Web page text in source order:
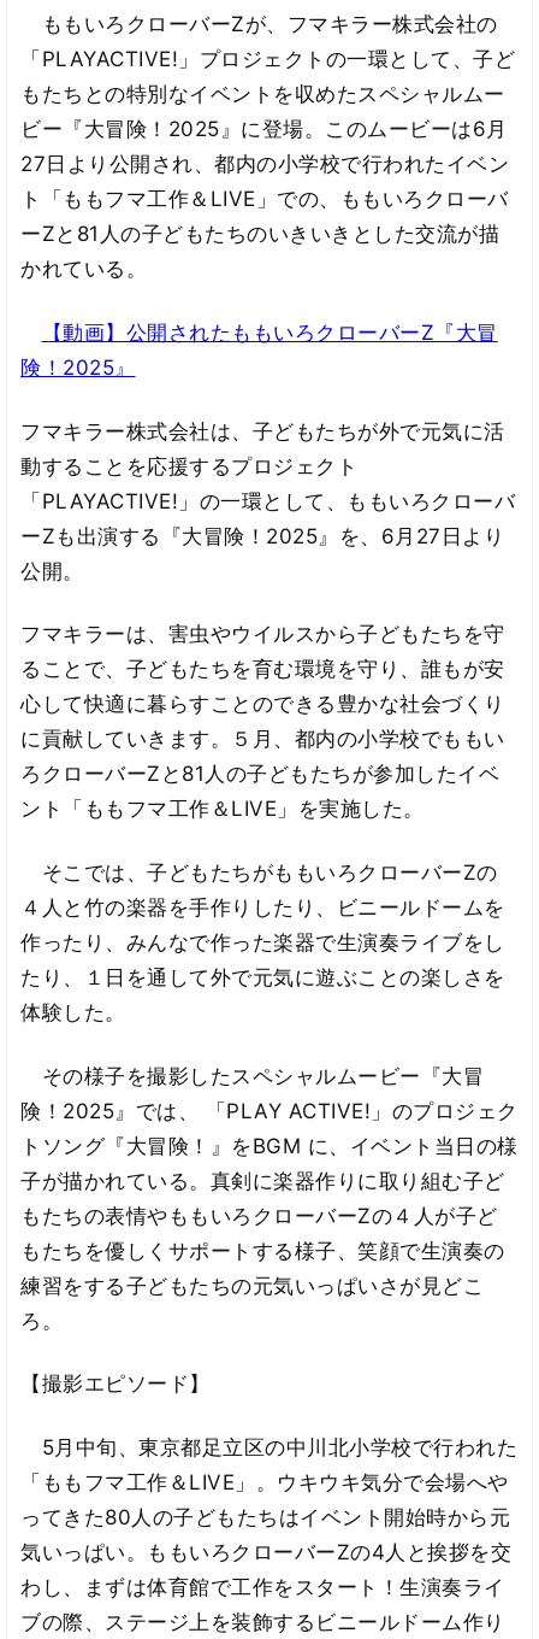
ももいろクローバーZが、フマキラー株式会社の
「PLAYACTIVE!」プロジェクトの一環として、子ど
もたちとの特別なイベントを収めたスペシャルムー
ビー『大冒険！2025』に登場。このムービーは6月
27日より公開され、都内の小学校で行われたイベン
ト「ももフマ工作＆LIVE」での、ももいろクローバ
ーZと81人の子どもたちのいきいきとした交流が描
かれている。
【動画】公開されたももいろクローバーZ『大冒
険！2025』
フマキラー株式会社は、子どもたちが外で元気に活
動することを応援するプロジェクト
「PLAYACTIVE!」の一環として、ももいろクローバ
ーZも出演する『大冒険！2025』を、6月27日より
公開。
フマキラーは、害虫やウイルスから子どもたちを守
ることで、子どもたちを育む環境を守り、誰もが安
心して快適に暮らすことのできる豊かな社会づくり
に貢献していきます。５月、都内の小学校でももい
ろクローバーZと81人の子どもたちが参加したイベ
ント「ももフマ工作＆LIVE」を実施した。
そこでは、子どもたちがももいろクローバーZの
４人と竹の楽器を手作りしたり、ビニールドームを
作ったり、みんなで作った楽器で生演奏ライブをし
たり、１日を通して外で元気に遊ぶことの楽しさを
体験した。
その様子を撮影したスペシャルムービー『大冒
険！2025』では、 「PLAY ACTIVE!」のプロジェク
トソング『大冒険！』をBGM に、イベント当日の様
子が描かれている。真剣に楽器作りに取り組む子ど
もたちの表情やももいろクローバーZの４人が子ど
もたちを優しくサポートする様子、笑顔で生演奏の
練習をする子どもたちの元気いっぱいさが見どこ
ろ。
【撮影エピソード】
5月中旬、東京都足立区の中川北小学校で行われた
「ももフマ工作＆LIVE」。ウキウキ気分で会場へや
ってきた80人の子どもたちはイベント開始時から元
気いっぱい。ももいろクローバーZの4人と挨拶を交
わし、まずは体育館で工作をスタート！生演奏ライ
ブの際、ステージ上を装飾するビニールドーム作り